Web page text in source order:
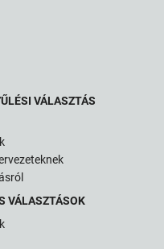
VÁLASZTÁS
VÁLASZTÁSOK